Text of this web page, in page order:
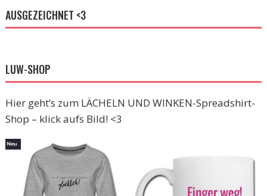
AUSGEZEICHNET <3
LUW-SHOP
Hier geht’s zum LÄCHELN UND WINKEN-Spreadshirt-
Shop – klick aufs Bild! <3